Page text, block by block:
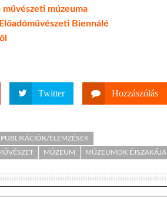
múzeuma
Biennálé
Twitter Hozzászólás
PUBLIKÁCIÓK/ELEMZÉSEK
MÚZEUM MÚZEUMOK ÉJSZAKÁJA